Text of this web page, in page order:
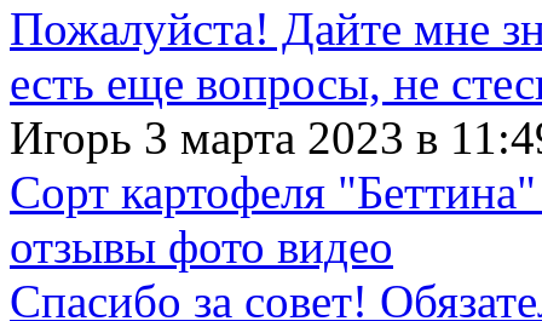
Пожалуйста! Дайте мне
есть еще вопросы, не
Игорь 3 марта 2023 в
Сорт картофеля
отзывы фото видео
Спасибо за совет!